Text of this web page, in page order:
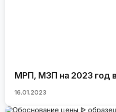
МРП, МЗП на 2023 год
16.01.2023